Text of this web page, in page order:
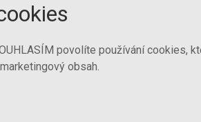
povolíte používání cookies,
obsah.